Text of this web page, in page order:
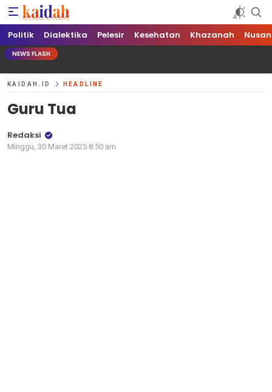
Kaidah.ID
Independen dan Berani
Politik Dialektika Pelesir Kesehatan Khazanah
NEWS FLASH
KAIDAH.ID HEADLINE
Guru Tua
Redaksi
Minggu, 30 Maret 2025 8:50 am